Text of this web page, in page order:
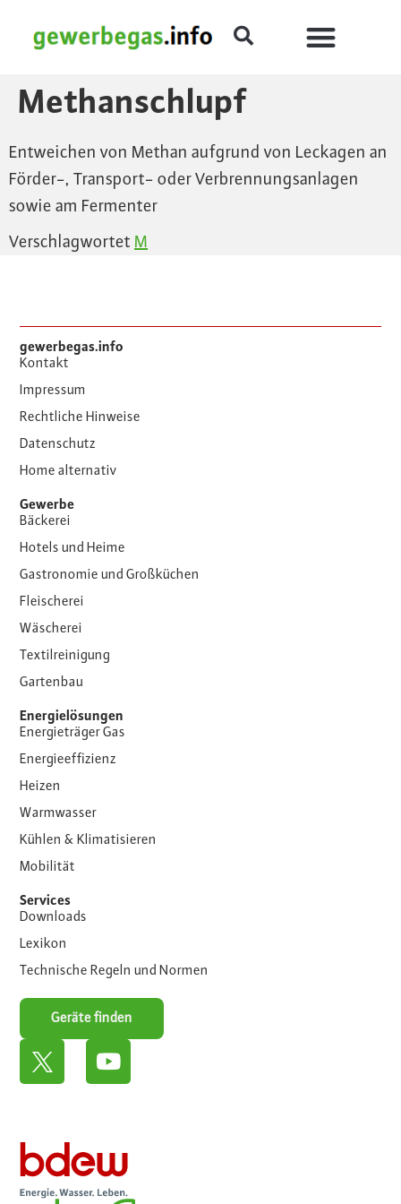
Methanschlupf
Entweichen von Methan aufgrund von Leckagen an
Förder-, Transport- oder Verbrennungsanlagen
sowie am Fermenter
Verschlagwortet M
gewerbegas.info
Kontakt
Impressum
Rechtliche Hinweise
Datenschutz
Home alternativ
Gewerbe
Bäckerei
Hotels und Heime
Gastronomie und Großküchen
Fleischerei
Wäscherei
Textilreinigung
Gartenbau
Energielösungen
Energieträger Gas
Energieeffizienz
Heizen
Warmwasser
Kühlen & Klimatisieren
Mobilität
Services
Downloads
Lexikon
Technische Regeln und Normen
Geräte finden